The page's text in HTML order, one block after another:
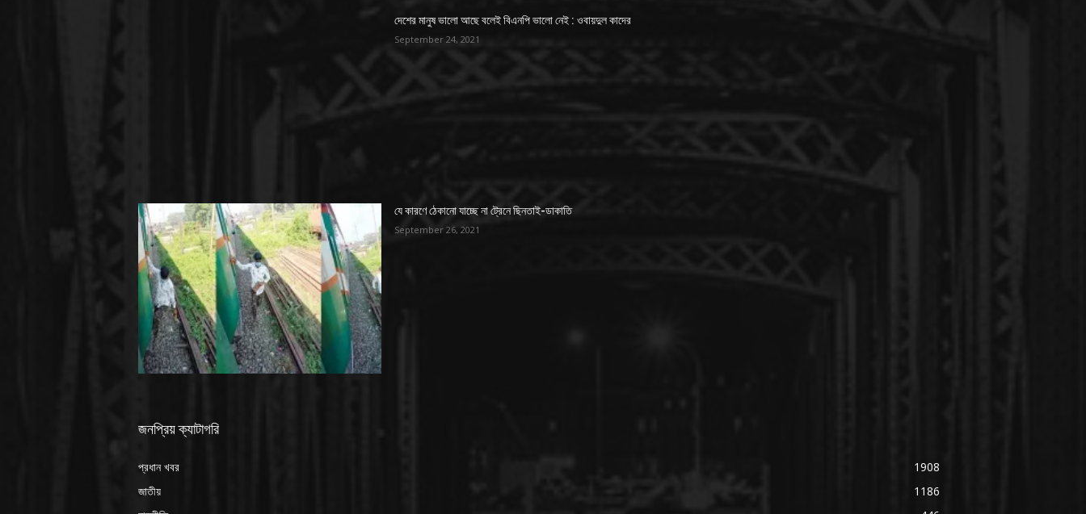
দেশের মানুষ ভালো আছে বলেই বিএনপি ভালো নেই : ওবায়দুল কাদের
September 24, 2021
যে কারণে ঠেকানো যাচ্ছে না ট্রেনে ছিনতাই-ডাকাতি
September 26, 2021
জনপ্রিয় ক্যাটাগরি
প্রধান খবর
1908
জাতীয়
1186